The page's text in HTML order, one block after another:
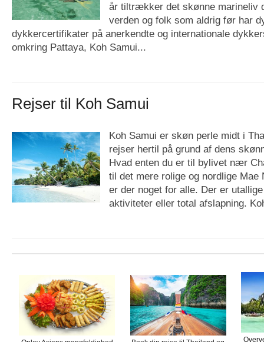
år tiltrækker det skønne marineliv
verden og folk som aldrig før har
dykkercertifikater på anerkendte og internationale
omkring Pattaya, Koh Samui...
Rejser til Koh Samui
Koh Samui er skøn perle midt i
rejser hertil på grund af dens
Hvad enten du er til bylivet nær
til det mere rolige og nordlige Mae
er der noget for alle. Der er
aktiviteter eller total afslapning.